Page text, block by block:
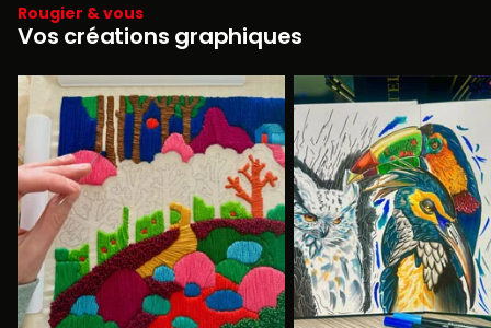
Rougier & vous
Vos créations graphiques